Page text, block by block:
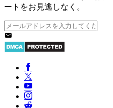
ートをお見逃しなく。